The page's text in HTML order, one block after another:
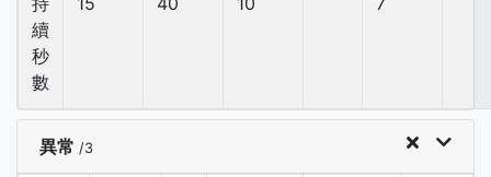
續
秒
數
異常 /3